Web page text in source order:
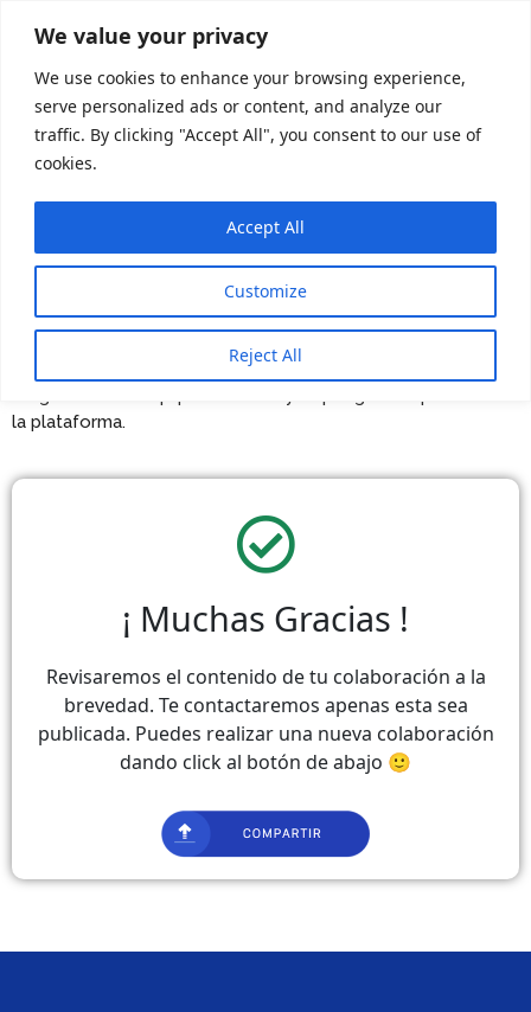
We value your privacy
We use cookies to enhance your browsing experience,
serve personalized ads or content, and analyze our
traffic. By clicking "Accept All", you consent to our use of
cookies.
Customize
Reject All
Accept All
Comparte
Si quieres aportar y ser parte de nuestrorepositorio de
sobre sostenibilidad empresarial, puedes ingresar
a continuación la solicitud para subir la información, para que
la plataforma.
¡ Muchas Gracias !
Revisaremos el contenido de tu colaboración a la
brevedad. Te contactaremos apenas esta sea
publicada. Puedes realizar una nueva colaboración
dando click al botón de abajo 🙂